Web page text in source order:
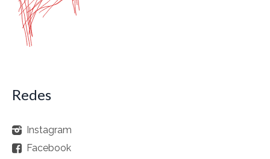
Redes
Instagram
Facebook